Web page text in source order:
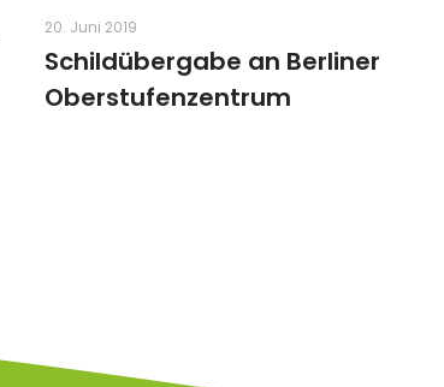
20. Juni 2019
Schildübergabe an Berliner
Oberstufenzentrum